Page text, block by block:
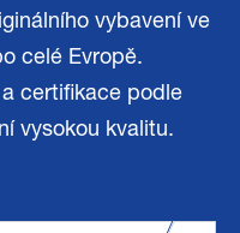
vybavení ve
celé Evropě.
certifikace podle
vysokou kvalitu.